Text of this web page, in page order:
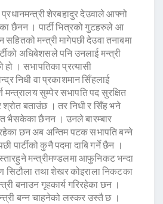
शेरबहादुर देउवाले आफ्नो
छैनन । पार्टी भित्रको गुटहरुले आ
सहितको मन्त्री मागेपछी देउवा तनाबमा
अधिबेशसले पनि उनलाई मन्त्री
। सभापतिका प्रत्यासी
निधी वा प्रकाशमान सिँहलाई
मन्त्रालय सुम्पेर सभापति पद सुरक्षित
श्रोत बताउंछ । तर निधी र सिँह भने
भैसकेका छैनन । उनले बारम्बार
छन अब अन्तिम पटक सभापति बन्ने
पार्टीको कुनै पदमा दाबि गर्ने छैन ।
मन्त्रीमण्डलमा आफुनिकट भन्दा
सिटौला तथा शेखर कोइराला निकटका
बनाउन गृहकार्य गरिरहेका छन ।
बन्न चाहनेको लस्कर उस्तै छ ।